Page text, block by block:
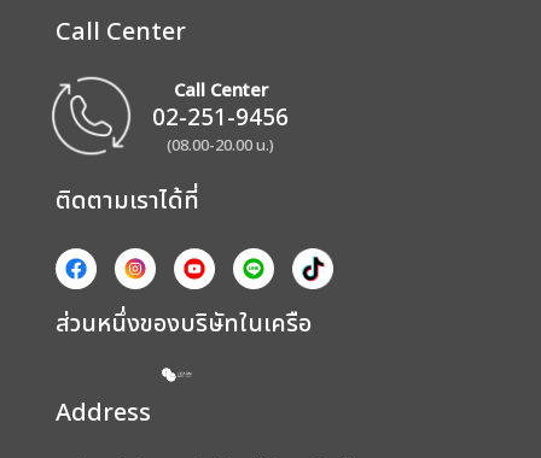
Call Center
Call Center
02-251-9456
(08.00-20.00 น.)
ติดตามเราได้ที่
ส่วนหนึ่งของบริษัทในเครือ
Address